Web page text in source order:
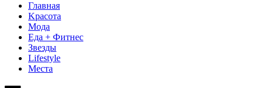
Главная
Kрасота
Мода
Еда + Фитнес
Звезды
Lifestyle
Mеста